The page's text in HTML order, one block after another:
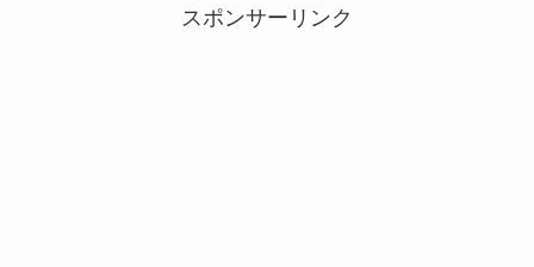
スポンサーリンク